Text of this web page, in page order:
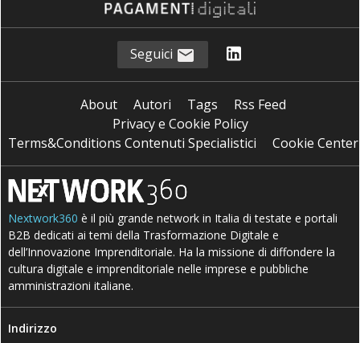
Seguici
About Autori Tags
Rss Feed
Privacy e Cookie Policy
Terms&Conditions Contenuti Specialistici
Cookie Center
Nextwork360 è il più grande network in Italia di testate e portali
B2B dedicati ai temi della Trasformazione Digitale e
dell’Innovazione Imprenditoriale. Ha la missione di diffondere la
cultura digitale e imprenditoriale nelle imprese e pubbliche
amministrazioni italiane.
Indirizzo